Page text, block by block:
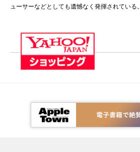
ューサーなどとしても遺憾なく発揮されている。